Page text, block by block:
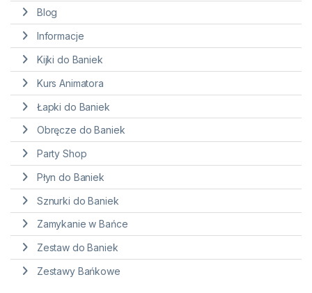
Blog
Informacje
Kijki do Baniek
Kurs Animatora
Łapki do Baniek
Obręcze do Baniek
Party Shop
Płyn do Baniek
Sznurki do Baniek
Zamykanie w Bańce
Zestaw do Baniek
Zestawy Bańkowe